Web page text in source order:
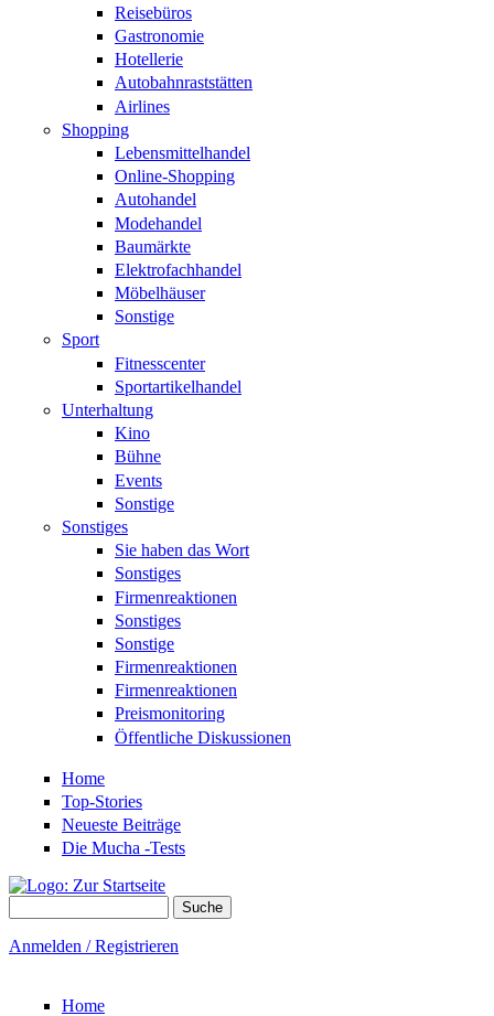
Reisebüros
Gastronomie
Hotellerie
Autobahnraststätten
Airlines
Shopping
Lebensmittelhandel
Online-Shopping
Autohandel
Modehandel
Baumärkte
Elektrofachhandel
Möbelhäuser
Sonstige
Sport
Fitnesscenter
Sportartikelhandel
Unterhaltung
Kino
Bühne
Events
Sonstige
Sonstiges
Sie haben das Wort
Sonstiges
Firmenreaktionen
Sonstiges
Sonstige
Firmenreaktionen
Firmenreaktionen
Preismonitoring
Öffentliche Diskussionen
Home
Top-Stories
Neueste Beiträge
Die Mucha -Tests
Suchformular
Anmelden / Registrieren
Home